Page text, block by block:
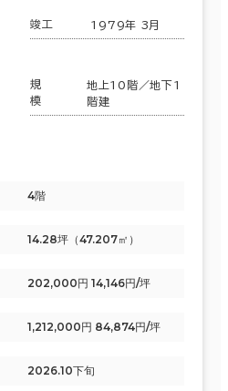
竣工 1979年 3月
規
模
地上10階／地下1
階建
4階
14.28坪（47.207㎡）
202,000円 14,146円/坪
1,212,000円 84,874円/坪
2026.10下旬